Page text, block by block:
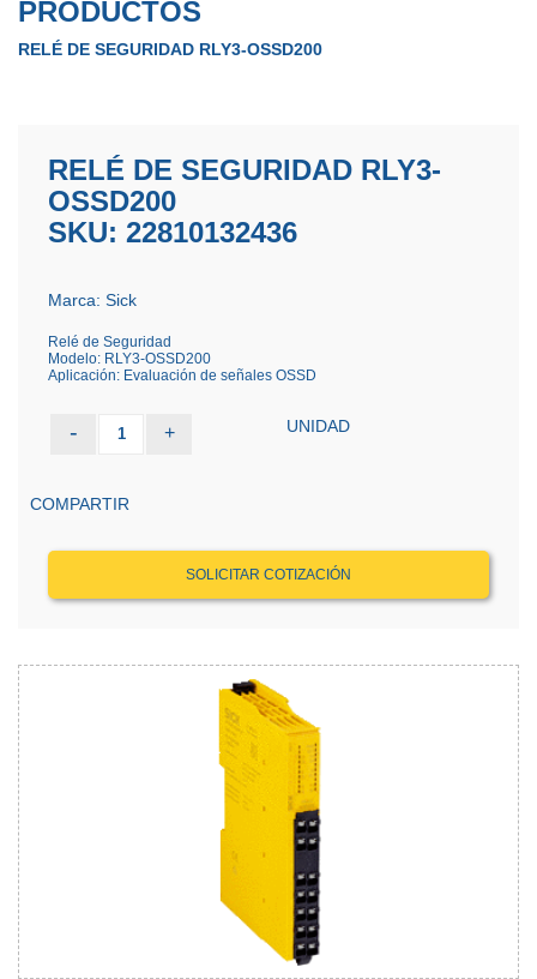
PRODUCTOS
RELÉ DE SEGURIDAD RLY3-OSSD200
RELÉ DE SEGURIDAD RLY3-
OSSD200
SKU: 22810132436
Marca: Sick
Relé de Seguridad
Modelo: RLY3-OSSD200
Aplicación: Evaluación de señales OSSD
- 1 + UNIDAD
COMPARTIR
SOLICITAR COTIZACIÓN